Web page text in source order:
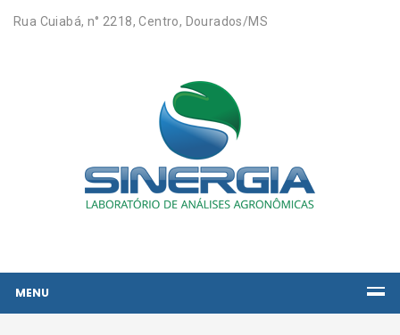
Rua Cuiabá, n° 2218, Centro, Dourados/MS
MENU